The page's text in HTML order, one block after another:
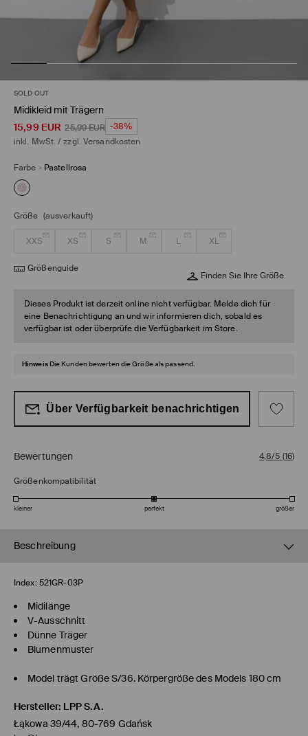
SOLD OUT
Midikleid mit Trägern
15,99 EUR 25,99EUR -38%
inkl. MwSt. / zzgl. Versandkosten
Farbe - Pastellrosa
Größe (ausverkauft)
XXS XS S M L XL
Größenguide
Finden Sie Ihre Größe
Dieses Produkt ist derzeit online nicht verfügbar. Melde dich für
eine Benachrichtigung an und wir informieren dich, sobald es
verfügbar ist oder überprüfe die Verfügbarkeit im Store.
Hinweis Die Kunden bewerten die Größe als passend.
Über Verfügbarkeit benachrichtigen
Bewertungen 4,8/5 (16)
Größenkompatibilität
kleiner perfekt größer
Beschreibung
Index: 521GR-03P
Midilänge
V-Ausschnitt
Dünne Träger
Blumenmuster
Model trägt Größe S/36. Körpergröße des Models 180 cm
Hersteller: LPP S.A.
Łąkowa 39/44, 80-769 Gdańsk